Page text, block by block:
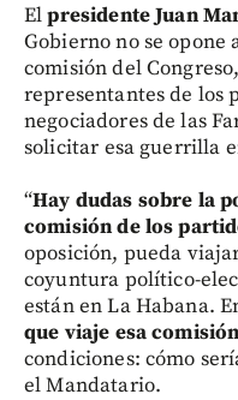
Elpresidente Juan
Gobierno no se
comisión del
representantes de los
negociadores de las
solicitar esa guerrilla
“Hay dudas sobre la
comisión de los
oposición, pueda
coyuntura político-
están en La Habana.
que viaje esa comisión
condiciones: cómo
el Mandatario.